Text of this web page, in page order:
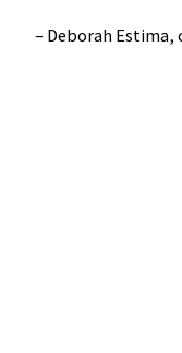
– Deborah Estima,